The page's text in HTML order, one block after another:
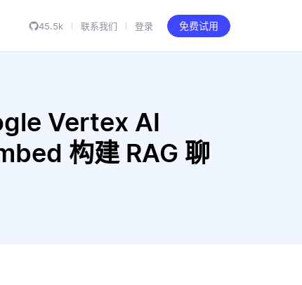
45.5k 联系我们 登录 免费试用
Vertex AI
构建 RAG 聊